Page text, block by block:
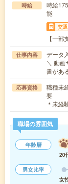
時給
時給
能
交
【一部
仕事内容
データ
＼ 動画
書があ
応募資格
職種未
要
＊未経
職場の雰囲気
年齢層
20
男女比率
女